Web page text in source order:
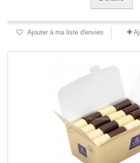
Ajouter à ma liste d'envies